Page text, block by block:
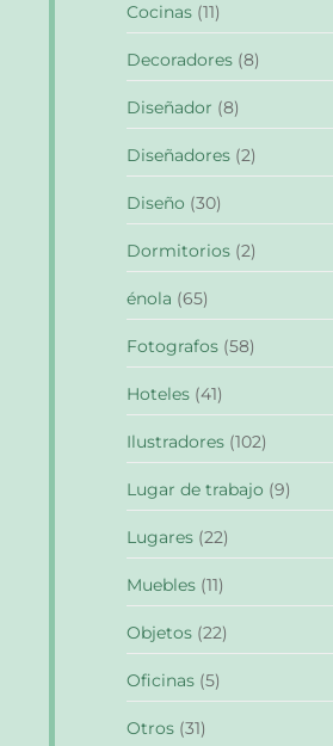
Cocinas (11)
Decoradores (8)
Diseñador (8)
Diseñadores (2)
Diseño (30)
Dormitorios (2)
énola (65)
Fotografos (58)
Hoteles (41)
Ilustradores (102)
Lugar de trabajo (9)
Lugares (22)
Muebles (11)
Objetos (22)
Oficinas (5)
Otros (31)